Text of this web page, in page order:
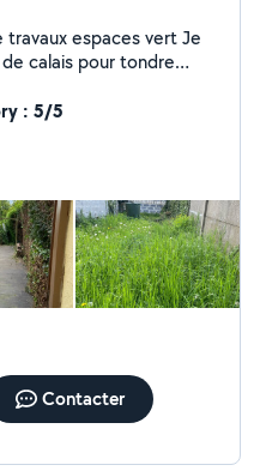
espaces vert Je
calais pour tondre
: 5/5
Contacter